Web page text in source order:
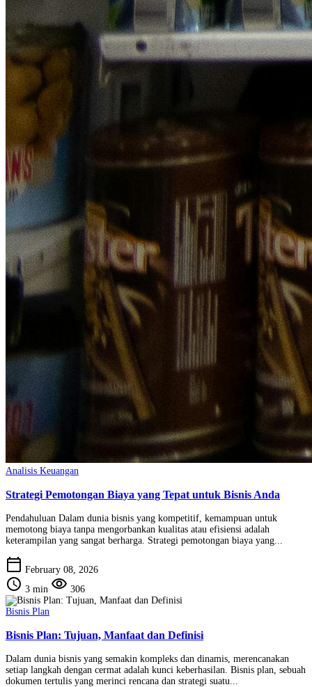
Analisis Keuangan
Strategi Pemotongan Biaya yang Tepat untuk Bisnis Anda
Pendahuluan Dalam dunia bisnis yang kompetitif, kemampuan untuk
memotong biaya tanpa mengorbankan kualitas atau efisiensi adalah
keterampilan yang sangat berharga. Strategi pemotongan biaya yang...
calendar_today February 08, 2026
schedule 3 min visibility 306
Bisnis Plan
Bisnis Plan: Tujuan, Manfaat dan Definisi
Dalam dunia bisnis yang semakin kompleks dan dinamis, merencanakan
setiap langkah dengan cermat adalah kunci keberhasilan. Bisnis plan, sebuah
dokumen tertulis yang merinci rencana dan strategi suatu...